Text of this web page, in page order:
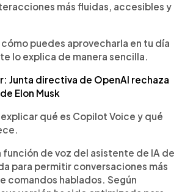
más fluidas, accesibles y
puedes aprovecharla en tu día
lo explica de manera sencilla.
Junta directiva de OpenAI rechaza
Elon Musk
qué es Copilot Voice y qué
función de voz del asistente de IA de
para permitir conversaciones más
comandos hablados. Según